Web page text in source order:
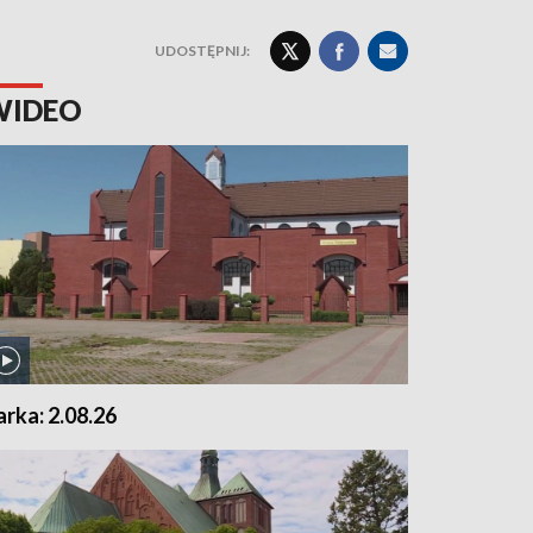
UDOSTĘPNIJ:
2.08.26